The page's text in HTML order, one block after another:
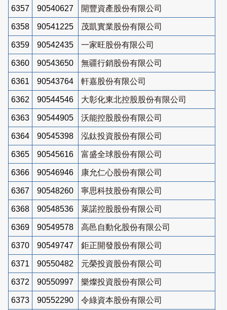
6357 90540627 開豐資產股份有限公司
6358 90541225 茂凱實業股份有限公司
6359 90542435 一家旺股份有限公司
6360 90543650 無疆行銷股份有限公司
6361 90543764 軒嘉股份有限公司
6362 90544546 大彰化東北控股股份有限公司
6363 90544905 沃能控股股份有限公司
6364 90545398 泓鈦投資股份有限公司
6365 90545616 富盛全球股份有限公司
6366 90546946 康允仁心股份有限公司
6367 90548260 寧思科技股份有限公司
6368 90548536 萊諾控股股份有限公司
6369 90549578 高邑自動化股份有限公司
6370 90549747 鉅正開發股份有限公司
6371 90550482 元榮投資股份有限公司
6372 90550997 樂燦投資股份有限公司
6373 90552290 令綠資本股份有限公司